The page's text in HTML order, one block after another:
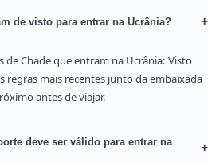
de visto para entrar na Ucrânia? +
de Chade que entram na Ucrânia: Visto
mais recentes junto da embaixada
antes de viajar.
deve ser válido para entrar na
+